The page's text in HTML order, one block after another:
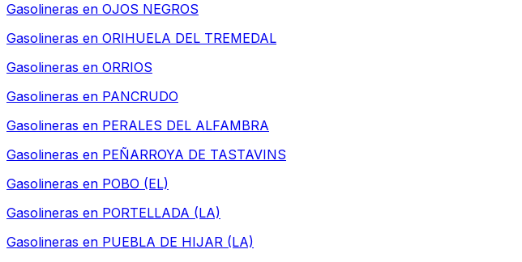
Gasolineras en OJOS NEGROS
Gasolineras en ORIHUELA DEL TREMEDAL
Gasolineras en ORRIOS
Gasolineras en PANCRUDO
Gasolineras en PERALES DEL ALFAMBRA
Gasolineras en PEÑARROYA DE TASTAVINS
Gasolineras en POBO (EL)
Gasolineras en PORTELLADA (LA)
Gasolineras en PUEBLA DE HIJAR (LA)